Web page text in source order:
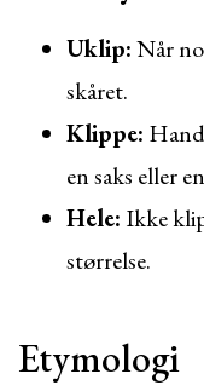
Uklip:Når
skåret.
Klippe:
en saks eller
Hele: Ikke
størrelse.
Etymologi